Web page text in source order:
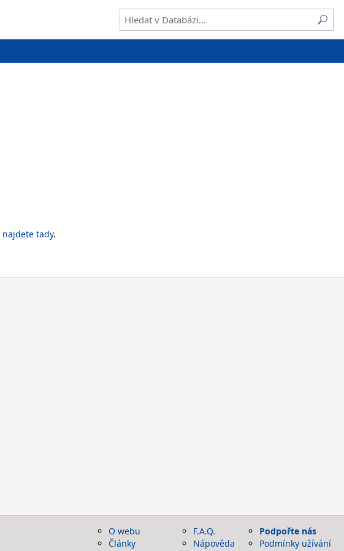
najdete tady.
O webu
Články
F.A.Q.
Nápověda
Podpořte nás
Podmínky užívání